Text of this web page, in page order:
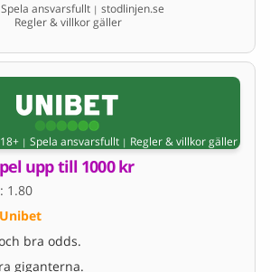
Spela ansvarsfullt | stodlinjen.se
Regler & villkor gäller
18+ | Spela ansvarsfullt | Regler & villkor gäller
upp till 1000 kr
1.80
Unibet
bra odds.
giganterna.